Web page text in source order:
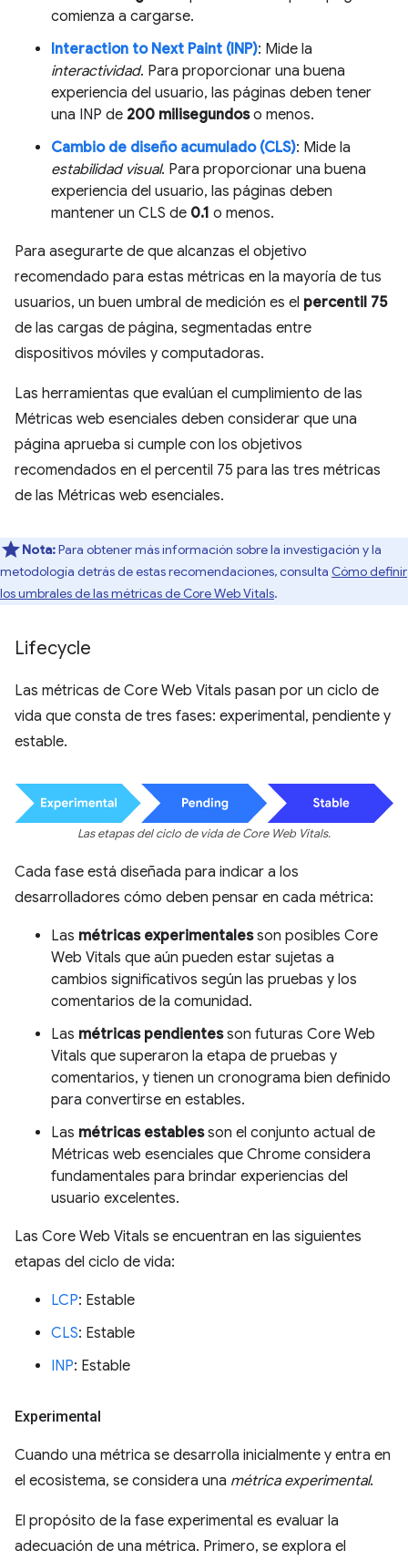
comienza a cargarse.
Interaction to Next Paint (INP): Mide la
interactividad. Para proporcionar una buena
experiencia del usuario, las páginas deben tener
una INP de 200 milisegundoso menos.
Cambio de diseño acumulado (CLS): Mide la
estabilidad visual. Para proporcionar una buena
experiencia del usuario, las páginas deben
mantener un CLS de 0.1 o menos.
Para asegurarte de que alcanzas el objetivo
recomendado para estas métricas en la mayoría de tus
usuarios, un buen umbral de medición es el percentil 75
de las cargas de página, segmentadas entre
dispositivos móviles y computadoras.
Las herramientas que evalúan el cumplimiento de las
Métricas web esenciales deben considerar que una
página aprueba si cumple con los objetivos
recomendados en el percentil 75 para las tres métricas
de las Métricas web esenciales.
Nota:Para obtener más información sobre la investigación y la
metodología detrás de estas recomendaciones, consulta Cómo definir
los umbrales de las métricas de Core Web Vitals.
Lifecycle
Las métricas de Core Web Vitals pasan por un ciclo de
vida que consta de tres fases: experimental, pendiente y
estable.
Las etapas del ciclo de vida de Core Web Vitals.
Cada fase está diseñada para indicar a los
desarrolladores cómo deben pensar en cada métrica:
Las métricas experimentalesson posibles Core
Web Vitals que aún pueden estar sujetas a
cambios significativos según las pruebas y los
comentarios de la comunidad.
Las métricas pendientesson futuras Core Web
Vitals que superaron la etapa de pruebas y
comentarios, y tienen un cronograma bien definido
para convertirse en estables.
Las métricas establesson el conjunto actual de
Métricas web esenciales que Chrome considera
fundamentales para brindar experiencias del
usuario excelentes.
Las Core Web Vitals se encuentran en las siguientes
etapas del ciclo de vida:
LCP: Estable
CLS: Estable
INP: Estable
Experimental
Cuando una métrica se desarrolla inicialmente y entra en
el ecosistema, se considera una métrica experimental.
El propósito de la fase experimental es evaluar la
adecuación de una métrica. Primero, se explora el